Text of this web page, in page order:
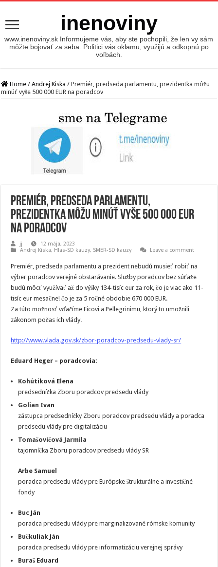
inenoviny
www.inenoviny.sk Informujeme vás, aby ste pochopili, že len vy sám
môžte bojovať za seba. Politici vás oklamu, využijú a odkopnú po
voľbách.
Home / Andrej Kiska / Premiér, predseda parlamentu, prezidentka môžu
minúť vyše 500 000 EUR na poradcov
Premiér, predseda parlamentu,
prezidentka môžu minúť vyše 500 000 EUR
na poradcov
jj
12 mája, 2023
Andrej Kiska, Hlas-SD kauzy, SMER-SD kauzy Leave a comment
Premiér, predseda parlamentu a prezident nebudú musieť robiť na
výber poradcov verejné obstarávanie. Služby poradcov bez súťaže
budú môcť využívať až do výšky 134-tisíc eur za rok, čo je viac ako 11-
tisíc eur mesačne! čo je za 5 ročné obdobie 670 000 EUR.
Za túto možnosť vďačíme Ficovi a Pellegrinimu, ktorý to umožnili
zákonom počas ich vlády.
http://www.vlada.gov.sk/zbor-poradcov-predsedu-vlady-sr/
Eduard Heger – poradcovia:
Kohútiková Elena
predsedníčka Zboru poradcov predsedu vlády
Golian Ivan
zástupca predsedníčky Zboru poradcov predsedu vlády a poradca
predsedu vlády pre digitalizáciu
Tomašovičová Jarmila
tajomníčka Zboru poradcov predsedu vlády SR
Arbe Samuel
poradca predsedu vlády pre Európske štrukturálne a investičné
fondy
Buc Ján
poradca predsedu vlády pre marginalizované rómske komunity
Bučkuliak Ján
poradca predsedu vlády pre informatizáciu verejnej správy
Buraš Eduard